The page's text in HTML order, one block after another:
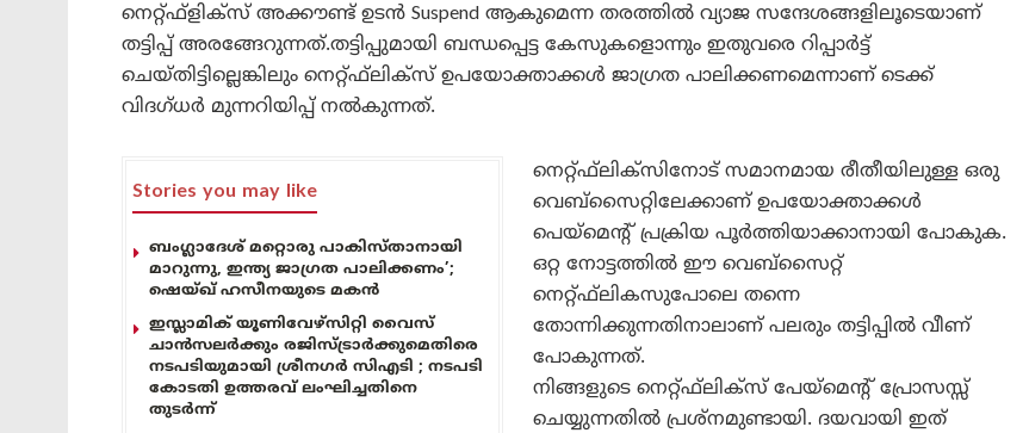
നെറ്റ്ഫ്‌ളിക്‌സ് അക്കൗണ്ട് ഉടൻ Suspend ആകുമെന്ന തരത്തിൽ വ്യാജ സന്ദേശങ്ങളിലൂടെയാണ്
തട്ടിപ്പ് അരങ്ങേറുന്നത്.തട്ടിപ്പുമായി ബന്ധപ്പെട്ട കേസുകളൊന്നും ഇതുവരെ റിപ്പാർട്ട്
ചെയ്തിട്ടില്ലെങ്കിലും നെറ്റ്ഫ്‌ലിക്‌സ് ഉപയോക്താക്കൾ ജാഗ്രത പാലിക്കണമെന്നാണ് ടെക്ക്
വിദഗ്ധർ മുന്നറിയിപ്പ് നൽകുന്നത്.
Stories you may like
ബംഗ്ലാദേശ് മറ്റൊരു പാകിസ്താനായി
മാറുന്നു, ഇന്ത്യ ജാഗ്രത പാലിക്കണം’;
ഷെയ്ഖ് ഹസീനയുടെ മകൻ
ഇസ്ലാമിക് യൂണിവേഴ്സിറ്റി വൈസ്
ചാൻസലർക്കും രജിസ്ട്രാർക്കുമെതിരെ
നടപടിയുമായി ശ്രീനഗർ സിഎടി ; നടപടി
കോടതി ഉത്തരവ് ലംഘിച്ചതിനെ
തുടർന്ന്
നെറ്റ്ഫ്‌ലിക്‌സിനോട് സമാനമായ രീതീയിലുള്ള ഒരു
വെബ്‌സൈറ്റിലേക്കാണ് ഉപയോക്താക്കൾ
പെയ്‌മെന്റ് പ്രക്രിയ പൂർത്തിയാക്കാനായി പോകുക.
ഒറ്റ നോട്ടത്തിൽ ഈ വെബ്‌സൈറ്റ്
നെറ്റ്ഫ്‌ലികസുപോലെ തന്നെ
തോന്നിക്കുന്നതിനാലാണ് പലരും തട്ടിപ്പിൽ വീണ്
പോകുന്നത്.
നിങ്ങളുടെ നെറ്റ്ഫ്‌ലിക്‌സ് പേയ്മെന്റ് പ്രോസസ്സ്
ചെയ്യുന്നതിൽ പ്രശ്നമുണ്ടായി. ദയവായി ഇത്